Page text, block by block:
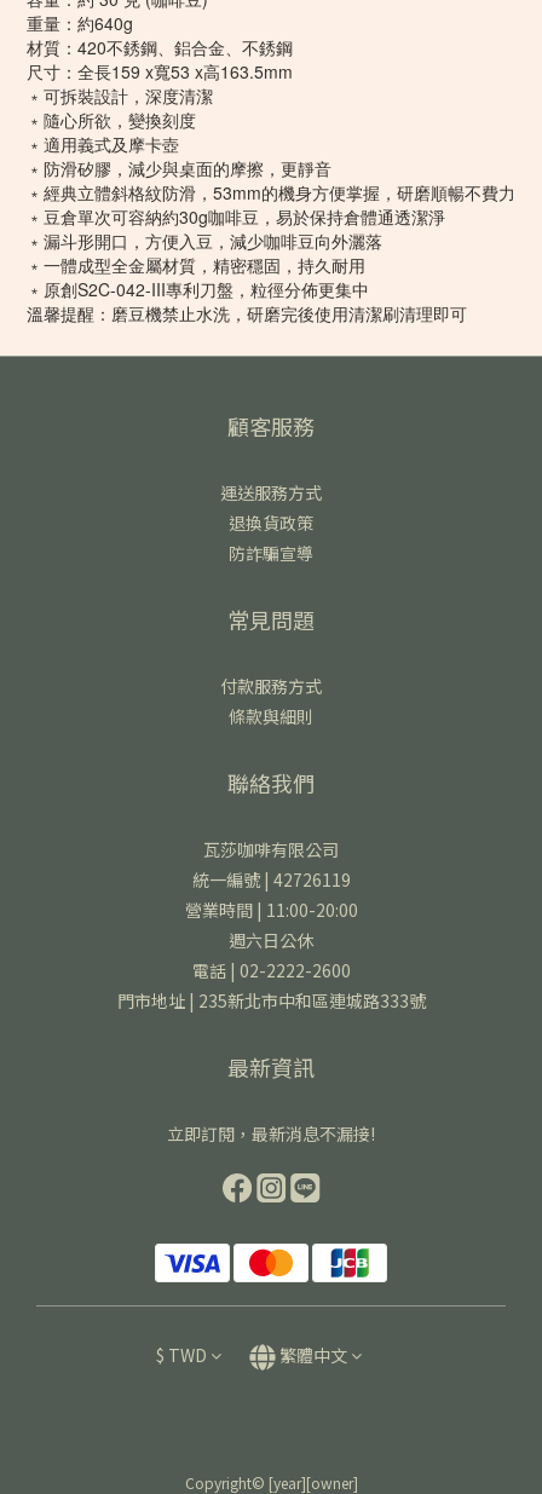
重量：約640g
材質：420不銹鋼、鋁合金、不銹鋼
尺寸：全長159 x寬53 x高163.5mm
﹡可拆裝設計，深度清潔
﹡隨心所欲，變換刻度
﹡適用義式及摩卡壺
﹡防滑矽膠，減少與桌面的摩擦，更靜音
﹡經典立體斜格紋防滑，53mm的機身方便掌握，研磨順暢不費力
﹡豆倉單次可容納約30g咖啡豆，易於保持倉體通透潔淨
﹡漏斗形開口，方便入豆，減少咖啡豆向外灑落
﹡一體成型全金屬材質，精密穩固，持久耐用
﹡原創S2C-042-III專利刀盤，粒徑分佈更集中
溫馨提醒：磨豆機禁止水洗，研磨完後使用清潔刷清理即可
顧客服務
運送服務方式
退換貨政策
防詐騙宣導
常見問題
付款服務方式
條款與細則
聯絡我們
瓦莎咖啡有限公司
統一編號 | 42726119
營業時間 | 11:00-20:00
週六日公休
電話 | 02-2222-2600
門市地址 | 235新北市中和區連城路333號
最新資訊
立即訂閱，最新消息不漏接!
$ TWD 繁體中文
Copyright© [year][owner]